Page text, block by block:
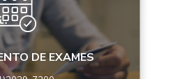
DE EXAMES